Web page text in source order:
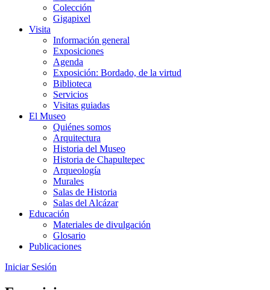
Colección
Gigapixel
Visita
Información general
Exposiciones
Agenda
Exposición: Bordado, de la virtud
Biblioteca
Servicios
Visitas guiadas
El Museo
Quiénes somos
Arquitectura
Historia del Museo
Historia de Chapultepec
Arqueología
Murales
Salas de Historia
Salas del Alcázar
Educación
Materiales de divulgación
Glosario
Publicaciones
Iniciar Sesión